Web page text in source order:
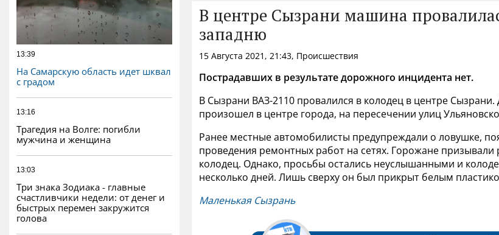
13:39
На Самарскую область идет шквал
с градом
13:16
Трагедия на Волге: погибли
мужчина и женщина
13:03
Три знака Зодиака - главные
счастливчики недели: от денег и
быстрых перемен закружится
голова
В центре Сызрани машина
западню
15 Августа 2021, 21:43, Происшествия
Пострадавших в результате дорожного инцидента нет.
В Сызрани ВАЗ-2110 провалился в колодец в центре
произошел в центре города, на пересечении улиц
Ранее местные автомобилисты предупреждали о ловушке,
проведения ремонтных работ на сетях. Горожане призывали
колодец. Однако, просьбы остались неуслышанными и
несколько дней. Лишь сверху он был прикрыт белым
Маленькая Сызрань